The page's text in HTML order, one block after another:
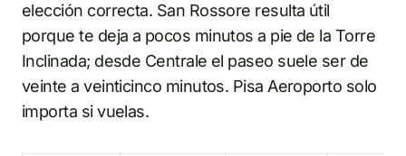
elección correcta. San Rossore resulta útil
porque te deja a pocos minutos a pie de la Torre
Inclinada; desde Centrale el paseo suele ser de
veinte a veinticinco minutos. Pisa Aeroporto solo
importa si vuelas.